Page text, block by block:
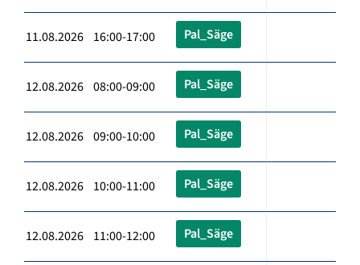
11.08.2026 16:00-17:00 Pal_Säge
12.08.2026 08:00-09:00 Pal_Säge
12.08.2026 09:00-10:00 Pal_Säge
12.08.2026 10:00-11:00 Pal_Säge
12.08.2026 11:00-12:00 Pal_Säge